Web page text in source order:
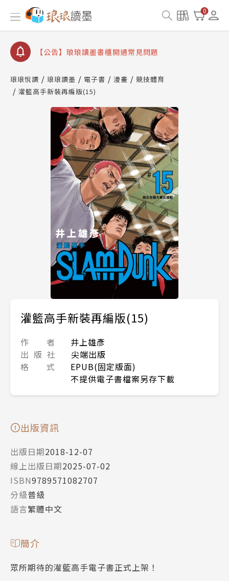
0
【公告】8/10、8/13 行動網路降速演練提醒
【公告】琅琅讀墨數位閱讀資產合併與書櫃開通申請
【公告】琅琅讀墨書櫃開通常見問題
請圖文教學
【公告】琅琅書店服務升級重要說明及資產合併結果
查詢
【公告】8/10、8/13 行動網路降速演練提醒
琅琅悅讀 琅琅讀墨 電子書 漫畫
競技體育
灌籃高手新裝再編版(15)
灌籃高手新裝再編版(15)
作 者
井上雄彥
出 版 社
尖端出版
格 式
EPUB(固定版面)
不提供電子書檔案另存下載
出版資訊
出版日期2018-12-07
線上出版日期2025-07-02
ISBN9789571082707
分級普級
語言繁體中文
簡介
眾所期待的灌籃高手電子書正式上架！